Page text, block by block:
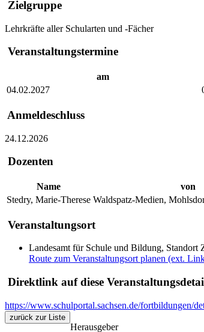
Zielgruppe
Lehrkräfte aller Schularten und -Fächer
Veranstaltungstermine
am
04.02.2027
Anmeldeschluss
24.12.2026
Dozenten
Name
von
Stedry, Marie-Therese Waldspatz-Medien,
Veranstaltungsort
Landesamt für Schule und Bildung,
Route zum Veranstaltungsort planen (ext.
Direktlink auf diese
https://www.schulportal.sachsen.de/fortbildungen/
zurück zur Liste
Herausgeber